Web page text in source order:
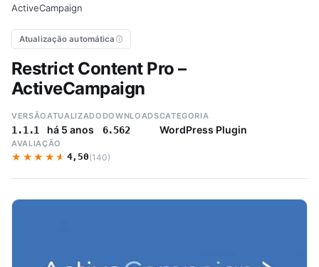
ActiveCampaign
Atualização automática
Restrict Content Pro –
ActiveCampaign
VERSÃO
1.1.1
ATUALIZADO
há 5 anos
DOWNLOADS
6.562
CATEGORIA
WordPress Plugin
AVALIAÇÃO
★★★★★
★★★★★ 4,50(140)